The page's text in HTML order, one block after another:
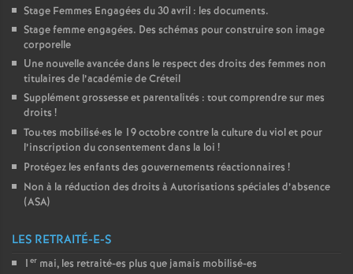
Stage Femmes Engagées du 30 avril : les documents.
Stage femme engagées. Des schémas pour construire son image
corporelle
Une nouvelle avancée dans le respect des droits des femmes non
titulaires de l’académie de Créteil
Supplément grossesse et parentalités : tout comprendre sur mes
droits !
Tou·tes mobilisé·es le 19 octobre contre la culture du viol et pour
l’inscription du consentement dans la loi !
Protégez les enfants des gouvernements réactionnaires !
Non à la réduction des droits à Autorisations spéciales d’absence
(ASA)
LES RETRAITÉ-E-S
1 er mai, les retraité-es plus que jamais mobilisé-es